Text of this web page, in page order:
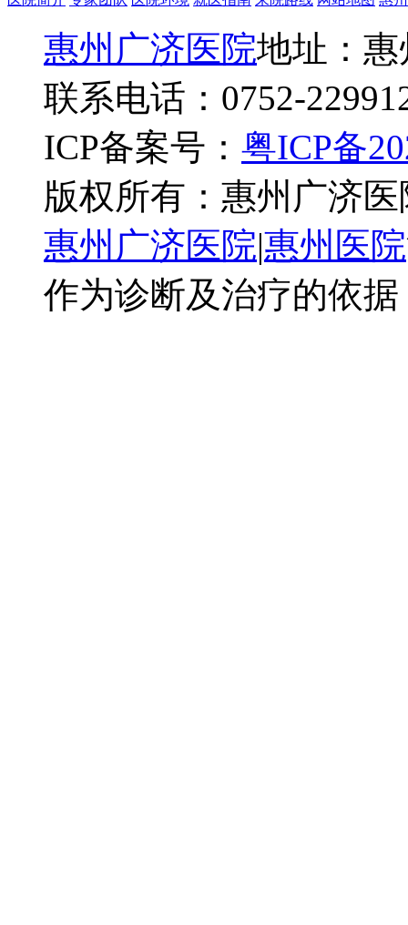
惠州广济医院地址：
联系电话：0752-
ICP备案号： 粤ICP备
版权所有：惠州广济
惠州广济医院|惠州医院
作为诊断及治疗的依